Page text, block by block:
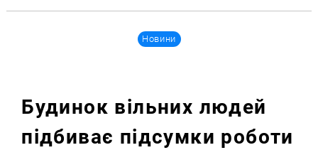
Новини
Будинок вільних людей
підбиває підсумки роботи